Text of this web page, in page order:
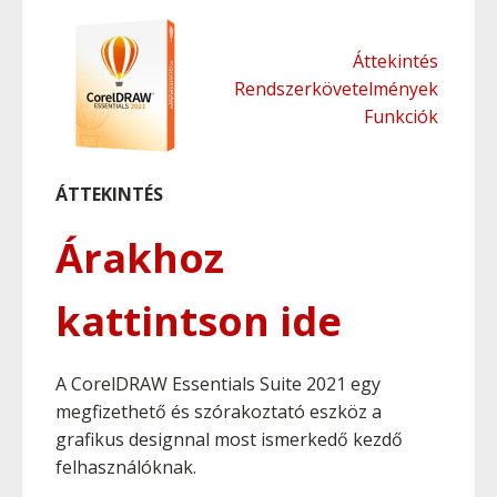
Áttekintés
Rendszerkövetelmények
Funkciók
ÁTTEKINTÉS
Árakhoz
kattintson ide
A CorelDRAW Essentials Suite 2021 egy
megfizethető és szórakoztató eszköz a
grafikus designnal most ismerkedő kezdő
felhasználóknak.